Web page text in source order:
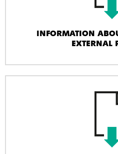
INFORMATION
EXTERNAL